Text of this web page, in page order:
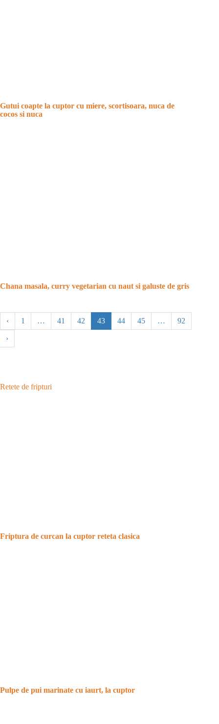
Gutui coapte la cuptor cu miere, scortisoara, nuca de
cocos si nuca
Chana masala, curry vegetarian cu naut si galuste de gris
‹ 1 … 41 42 43 44 45 … 92
›
Retete de fripturi
Friptura de curcan la cuptor reteta clasica
Pulpe de pui marinate cu iaurt, la cuptor